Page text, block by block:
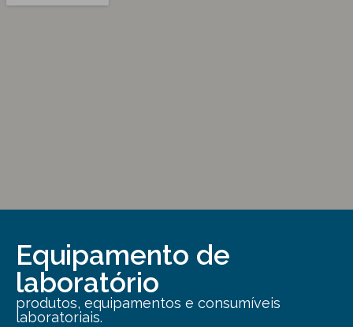
Equipamento de
laboratório
produtos, equipamentos e consumíveis
laboratoriais.